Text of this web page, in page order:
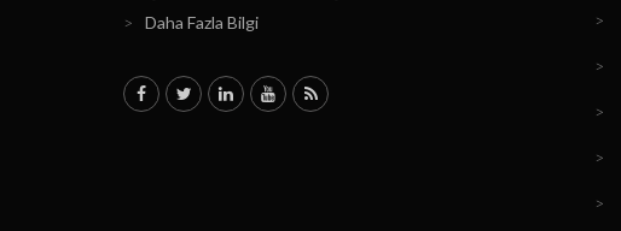
>
Daha Fazla Bilgi >
>
>
>
>